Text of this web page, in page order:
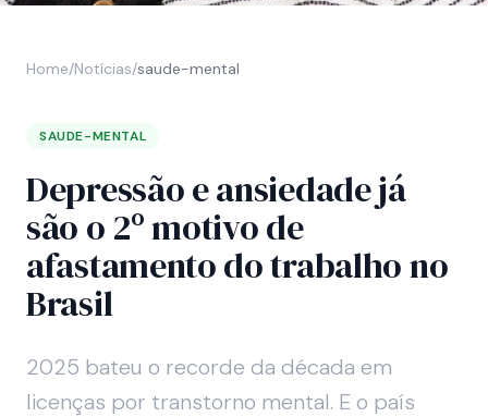
Home/Notícias/saude-mental
SAUDE-MENTAL
Depressão e ansiedade já
são o 2º motivo de
afastamento do trabalho no
Brasil
2025 bateu o recorde da década em
licenças por transtorno mental. E o país